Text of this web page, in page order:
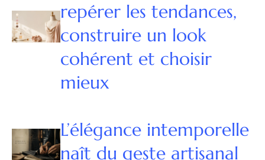
repérer les tendances,
construire un look
cohérent et choisir
mieux
L’élégance intemporelle
naît du geste artisanal